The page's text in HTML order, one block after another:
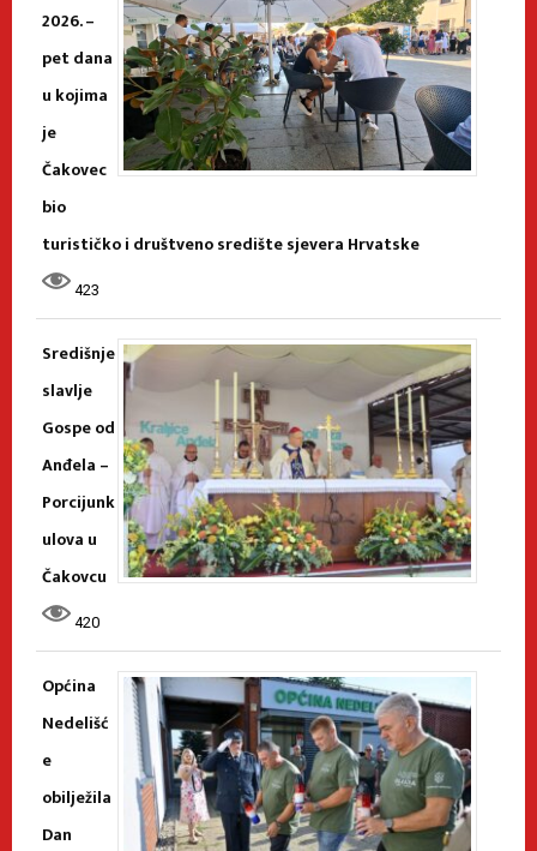
2026. –
pet dana
u kojima
je
Čakovec
bio
turističko i društveno središte sjevera Hrvatske
423
Središnje
slavlje
Gospe od
Anđela –
Porcijunk
ulova u
Čakovcu
420
Općina
Nedelišć
e
obilježila
Dan